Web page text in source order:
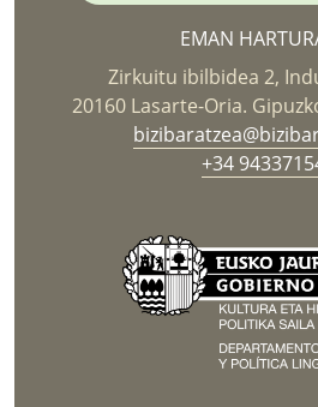
EMAN
Zirkuitu ibilbidea 2,
20160 Lasarte-Oria.
+34